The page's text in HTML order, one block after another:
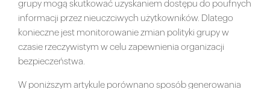
grupy mogą skutkować uzyskaniem dostępu do poufnych
informacji przez nieuczciwych użytkowników. Dlatego
konieczne jest monitorowanie zmian polityki grupy w
czasie rzeczywistym w celu zapewnienia organizacji
bezpieczeństwa.
W poniższym artykule porównano sposób generowania